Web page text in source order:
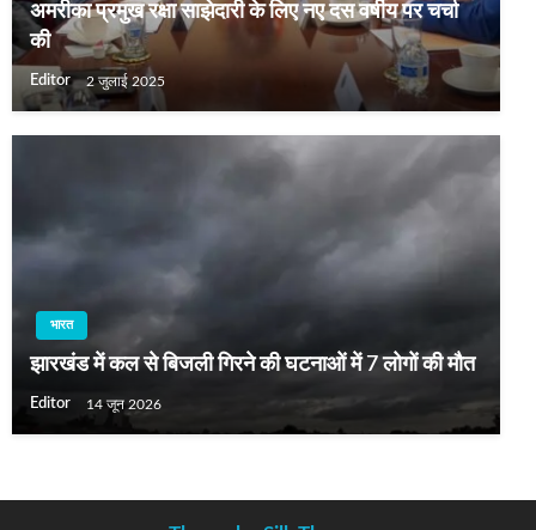
अमरीका प्रमुख रक्षा साझेदारी के लिए नए दस वर्षीय पर चर्चा
की
Editor 2 जुलाई 2025
भारत
झारखंड में कल से बिजली गिरने की घटनाओं में 7 लोगों की मौत
Editor 14 जून 2026